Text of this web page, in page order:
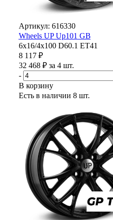
Артикул: 616330
Wheels UP Up101 GB
6x16/4x100 D60.1 ET41
8 117 ₽
32 468 ₽ за 4 шт.
-
В корзину
Есть в наличии 8 шт.